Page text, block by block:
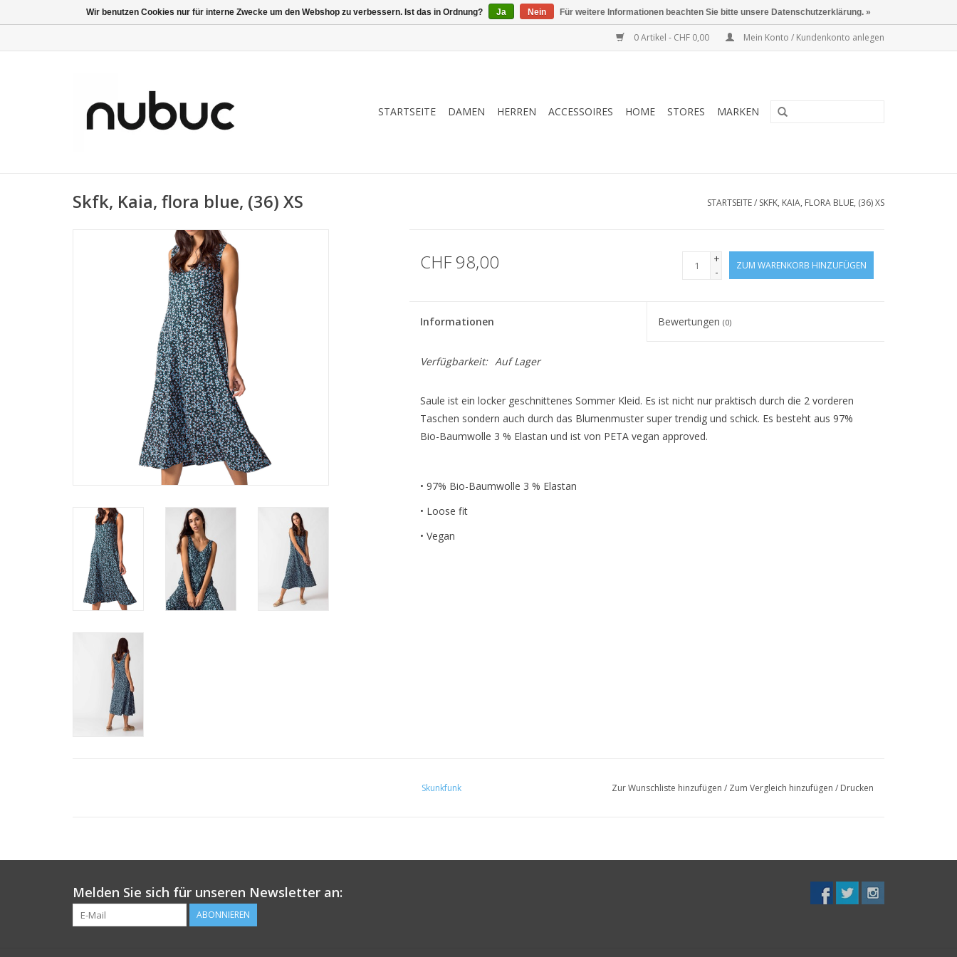
0 Artikel - CHF 0,00 Mein Konto / Kundenkonto anlegen
STARTSEITE DAMEN HERREN ACCESSOIRES HOME STORES MARKEN
Skfk, Kaia, flora blue, (36) XS STARTSEITE/ SKFK, KAIA, FLORA BLUE, (36) XS
CHF 98,00
+
-
ZUM WARENKORB HINZUFÜGEN
Informationen Bewertungen(0)
Verfügbarkeit: Auf Lager
Saule ist ein locker geschnittenes Sommer Kleid. Es ist nicht nur praktisch durch die 2 vorderen
Taschen sondern auch durch das Blumenmuster super trendig und schick. Es besteht aus 97%
Bio-Baumwolle 3 % Elastan und ist von PETA vegan approved.
• 97% Bio-Baumwolle 3 % Elastan
• Loose fit
• Vegan
Skunkfunk Zur Wunschliste hinzufügen / Zum Vergleich hinzufügen / Drucken
Melden Sie sich für unseren Newsletter an:
ABONNIEREN
Wir benutzen Cookies nur für interne Zwecke um den Webshop zu verbessern. Ist das in Ordnung? Ja Nein Für weitere Informationen beachten Sie bitte unsere Datenschutzerklärung. »